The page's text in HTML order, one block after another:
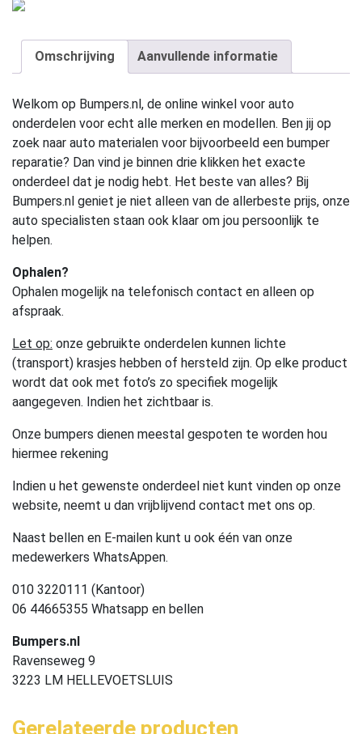
Omschrijving Aanvullende informatie
Welkom op Bumpers.nl, de online winkel voor auto
onderdelen voor echt alle merken en modellen. Ben jij op
zoek naar auto materialen voor bijvoorbeeld een bumper
reparatie? Dan vind je binnen drie klikken het exacte
onderdeel dat je nodig hebt. Het beste van alles? Bij
Bumpers.nl geniet je niet alleen van de allerbeste prijs, onze
auto specialisten staan ook klaar om jou persoonlijk te
helpen.
Ophalen?
Ophalen mogelijk na telefonisch contact en alleen op
afspraak.
Let op: onze gebruikte onderdelen kunnen lichte
(transport) krasjes hebben of hersteld zijn. Op elke product
wordt dat ook met foto’s zo specifiek mogelijk
aangegeven. Indien het zichtbaar is.
Onze bumpers dienen meestal gespoten te worden hou
hiermee rekening
Indien u het gewenste onderdeel niet kunt vinden op onze
website, neemt u dan vrijblijvend contact met ons op.
Naast bellen en E-mailen kunt u ook één van onze
medewerkers WhatsAppen.
010 3220111 (Kantoor)
06 44665355 Whatsapp en bellen
Bumpers.nl
Ravenseweg 9
3223 LM HELLEVOETSLUIS
Gerelateerde producten